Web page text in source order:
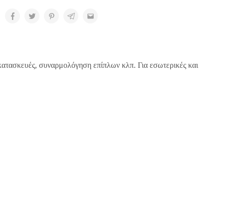
συναρμολόγηση επίπλων κλπ. Για εσωτερικές και